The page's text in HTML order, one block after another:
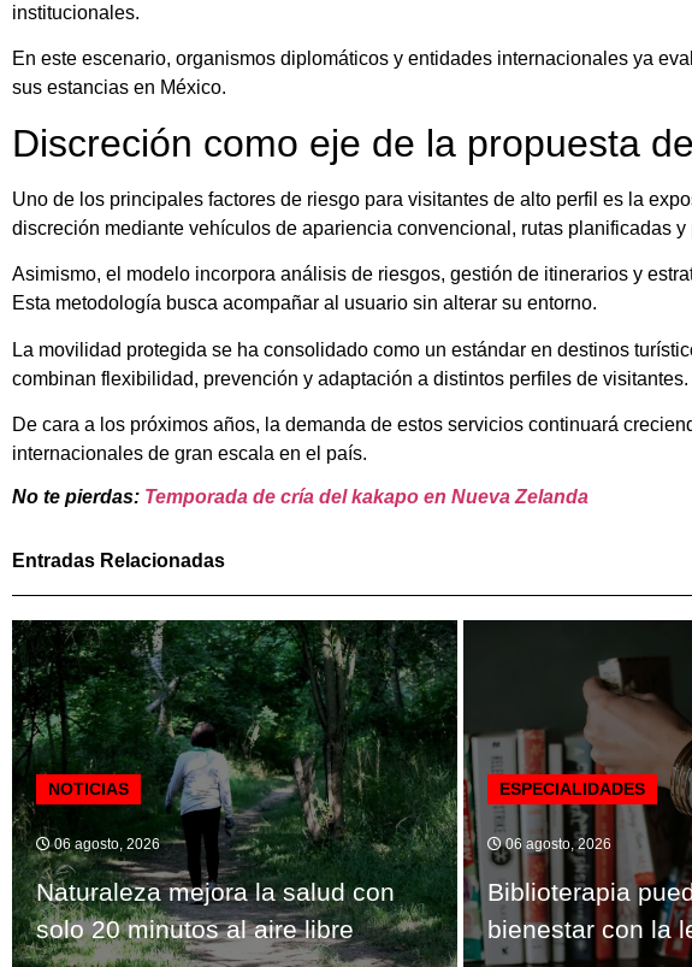
institucionales.
En este escenario, organismos diplomáticos y entidades internacionales ya
sus estancias en México.
Discreción como eje de la propuesta
Uno de los principales factores de riesgo para visitantes de alto perfil es la
discreción mediante vehículos de apariencia convencional, rutas planificadas
Asimismo, el modelo incorpora análisis de riesgos, gestión de itinerarios y
Esta metodología busca acompañar al usuario sin alterar su entorno.
La movilidad protegida se ha consolidado como un estándar en destinos
combinan flexibilidad, prevención y adaptación a distintos perfiles de visitantes.
De cara a los próximos años, la demanda de estos servicios continuará
internacionales de gran escala en el país.
No te pierdas: Temporada de cría del kakapo en Nueva Zelanda
Entradas Relacionadas
NOTICIAS
06 agosto, 2026
Naturaleza mejora la salud con
solo 20 minutos al aire libre
ESPECIALIDADES
06 agosto, 2026
Biblioterapia
bienestar con la